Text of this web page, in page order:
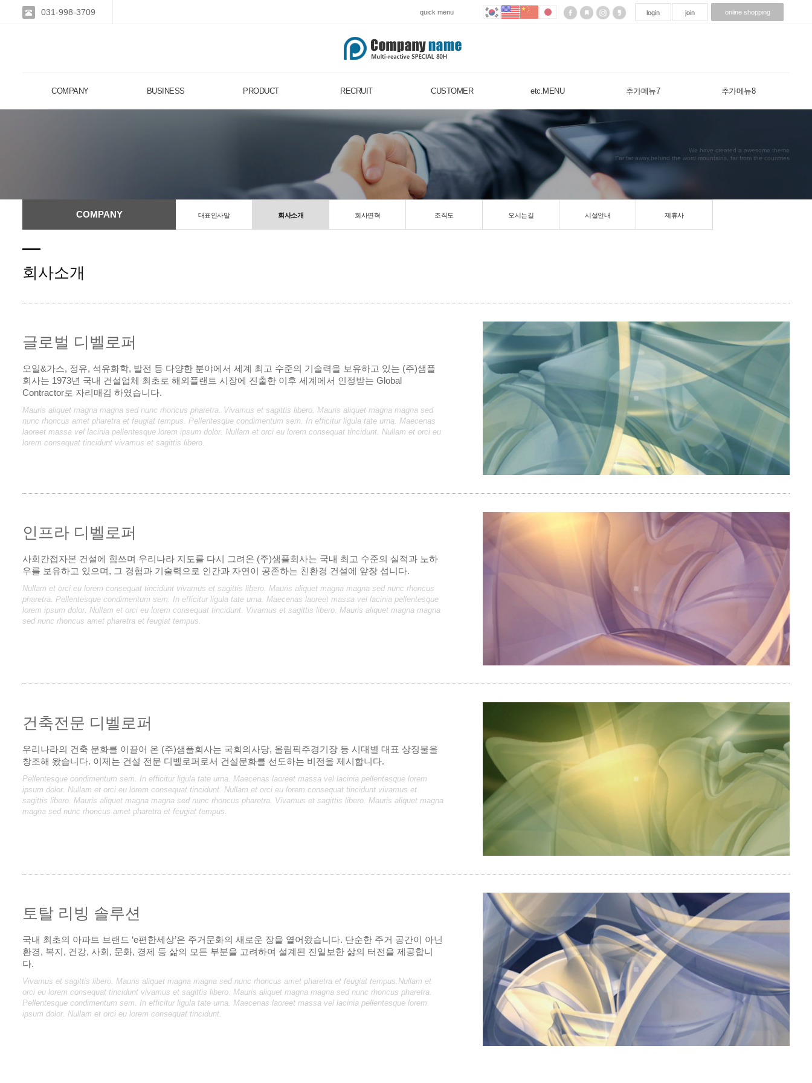
031-998-3709 quick menu login join online shopping
COMPANY BUSINESS PRODUCT RECRUIT CUSTOMER etc.MENU 추가메뉴7 추가메뉴8
We have created a awesome theme
Far far away,behind the word mountains, far from the countries
COMPANY 대표인사말 회사소개 회사연혁 조직도 오시는길 시설안내 제휴사
회사소개
글로벌 디벨로퍼
오일&가스, 정유, 석유화학, 발전 등 다양한 분야에서 세계 최고 수준의 기술력을 보유하고 있는 (주)샘플
회사는 1973년 국내 건설업체 최초로 해외플랜트 시장에 진출한 이후 세계에서 인정받는 Global
Contractor로 자리매김 하였습니다.
Mauris aliquet magna magna sed nunc rhoncus pharetra. Vivamus et sagittis libero. Mauris aliquet magna magna sed
nunc rhoncus amet pharetra et feugiat tempus. Pellentesque condimentum sem. In efficitur ligula tate urna. Maecenas
laoreet massa vel lacinia pellentesque lorem ipsum dolor. Nullam et orci eu lorem consequat tincidunt. Nullam et orci eu
lorem consequat tincidunt vivamus et sagittis libero.
인프라 디벨로퍼
사회간접자본 건설에 힘쓰며 우리나라 지도를 다시 그려온 (주)샘플회사는 국내 최고 수준의 실적과 노하
우를 보유하고 있으며, 그 경험과 기술력으로 인간과 자연이 공존하는 친환경 건설에 앞장 섭니다.
Nullam et orci eu lorem consequat tincidunt vivamus et sagittis libero. Mauris aliquet magna magna sed nunc rhoncus
pharetra. Pellentesque condimentum sem. In efficitur ligula tate urna. Maecenas laoreet massa vel lacinia pellentesque
lorem ipsum dolor. Nullam et orci eu lorem consequat tincidunt. Vivamus et sagittis libero. Mauris aliquet magna magna
sed nunc rhoncus amet pharetra et feugiat tempus.
건축전문 디벨로퍼
우리나라의 건축 문화를 이끌어 온 (주)샘플회사는 국회의사당, 올림픽주경기장 등 시대별 대표 상징물을
창조해 왔습니다. 이제는 건설 전문 디벨로퍼로서 건설문화를 선도하는 비전을 제시합니다.
Pellentesque condimentum sem. In efficitur ligula tate urna. Maecenas laoreet massa vel lacinia pellentesque lorem
ipsum dolor. Nullam et orci eu lorem consequat tincidunt. Nullam et orci eu lorem consequat tincidunt vivamus et
sagittis libero. Mauris aliquet magna magna sed nunc rhoncus pharetra. Vivamus et sagittis libero. Mauris aliquet magna
magna sed nunc rhoncus amet pharetra et feugiat tempus.
토탈 리빙 솔루션
국내 최초의 아파트 브랜드 ‘e편한세상’은 주거문화의 새로운 장을 열어왔습니다. 단순한 주거 공간이 아닌
환경, 복지, 건강, 사회, 문화, 경제 등 삶의 모든 부분을 고려하여 설계된 진일보한 삶의 터전을 제공합니
다.
Vivamus et sagittis libero. Mauris aliquet magna magna sed nunc rhoncus amet pharetra et feugiat tempus.Nullam et
orci eu lorem consequat tincidunt vivamus et sagittis libero. Mauris aliquet magna magna sed nunc rhoncus pharetra.
Pellentesque condimentum sem. In efficitur ligula tate urna. Maecenas laoreet massa vel lacinia pellentesque lorem
ipsum dolor. Nullam et orci eu lorem consequat tincidunt.